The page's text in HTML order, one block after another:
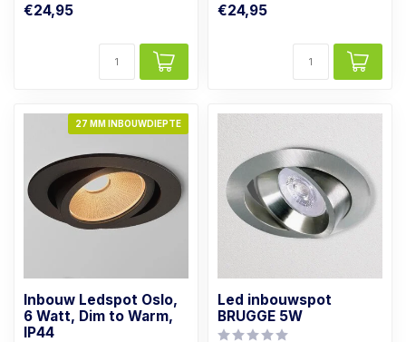
* Rvs kleur armatuur
€24,95
* Wit armatuur
€24,95
27 MM INBOUWDIEPTE
Inbouw Ledspot Oslo,
6 Watt, Dim to Warm,
IP44
Led inbouwspot
BRUGGE 5W